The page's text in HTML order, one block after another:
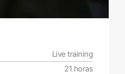
Live training
21 horas